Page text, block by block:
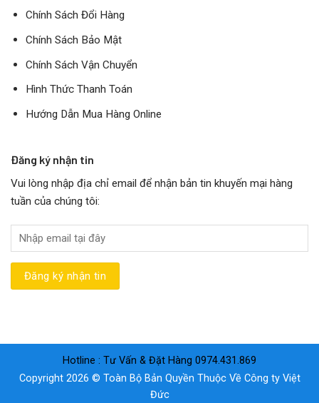
Chính Sách Đổi Hàng
Chính Sách Bảo Mật
Chính Sách Vận Chuyển
Hình Thức Thanh Toán
Hướng Dẫn Mua Hàng Online
Đăng ký nhận tin
Vui lòng nhập địa chỉ email để nhận bản tin khuyến mại hàng
tuần của chúng tôi:
Hotline : Tư Vấn & Đặt Hàng 0974.431.869
Copyright 2026 © Toàn Bộ Bản Quyền Thuộc Về Công ty Việt
Đức